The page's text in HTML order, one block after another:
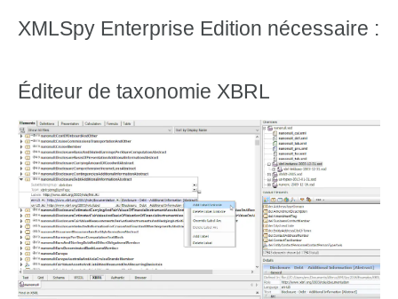
XMLSpy Enterprise Edition nécessaire :
Éditeur de taxonomie XBRL